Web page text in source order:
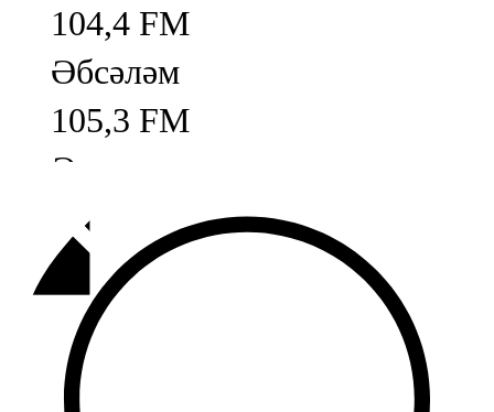
104,4 FM
Әбсәләм
105,3 FM
Әлмәт
92,9 FM
Базарлы матак
107,1 FM
Балык бистәсе